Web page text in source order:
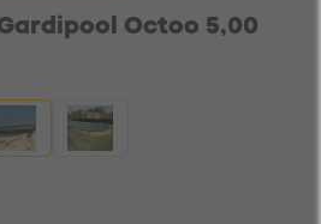
Octoo 5,00